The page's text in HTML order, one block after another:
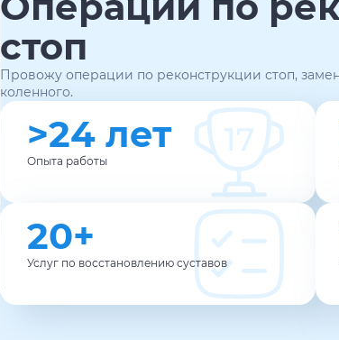
стоп
Провожу операции по реконструкции стоп,
коленного.
>24 лет
Опыта работы
20+
Услуг по восстановлению суставов